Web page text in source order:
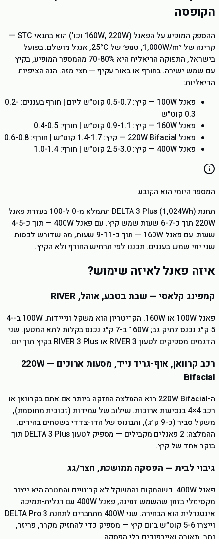
הקופסה
ההספק המופיע על הפאנל (160W, 220W וכו') הוא בתנאי STC —
קרינה של 1,000W/m², טמפ׳ של 25°C, אנגל מושלם. בפועל
בישראל, התפוקה הריאלית היא 70-80% מהמספר המופיע, בקיץ
עם שמש ישירה. בחורף או באור עקיף — חצי מזה. הנה הציפיות
הריאליות:
פאנל 100W — קיץ: 0.5-0.7 קוט״ש ליום | חורף בעננים: 0.2-
0.3 קוט״ש
פאנל 160W — קיץ: 0.9-1.1 קוט״ש | חורף: 0.4-0.5
פאנל 220W Bifacial — קיץ: 1.4-1.7 קוט״ש | חורף: 0.6-0.8
פאנל 400W — קיץ: 2.5-3.0 קוט״ש | חורף: 1.0-1.4
המספר היומי הוא הקובע
תחנת DELTA 3 Plus (1,024Wh) תתמלא מ-0 ל-100 בעזרת פאנל
220W תוך כ-6-7 שעות שמש קיץ. עם פאנל 400W — תוך כ-4-5
שעות. עם פאנל 160W — תוך כ-9-11 שעות, מה שדורש לכסות
שני ימי שמש בעננים. תכננו לפי תרחיש החורף ולא הקיץ.
איזה פאנל לאיזה שימוש?
קמפינג קלאסי — שבת בטבע, אוהל, RIVER
פאנל 100W או 160W. הקריטריון הוא משקל ונייידות. 100W ב-4-
5 ק״ג נכנס לתיק גב; 160W ב-7 ק״ג נכנס בקלות לתא המטען. שני
הדגמים מספיקים לטעון RIVER 3 או RIVER 3 Plus בקיץ תוך יום.
רכב קרוואן, אוף-גריד נייד, מסעות ארוכים — 220W
Bifacial
ה-220W Bifacial הוא ההמלצה החזקה ביותר אם אתם בקרוואן או
רכב 4×4 בנסיעות ארוכות. שילוב של עמידות (זכוכית מחוסמת),
משקל סביר (כ-9 ק״ג), והבונוס של הדו-צדדי בשטחים בהירים.
ההמלצה: 2 פאנלים מקבילים — מספיק לטעון DELTA 3 Plus תוך
בוקר אחד של קיץ.
גיבוי לבית — הפסקה ממושכת, חצר/גג
פאנל 400W. כשהמקום והמשקל לא קריטיים והמטרה היא ייצור
מקסימלי בזמן שהשמש זמינה, פאנל 400W עם רגלית-תמיכה
אינטגרלית הוא הבחירה. שני 400W מתחברים לתחנת DELTA Pro 3
וייצרו 5-6 קוט״ש ביום קיץ — מספיק כדי להחזיק מקרר, פריזר,